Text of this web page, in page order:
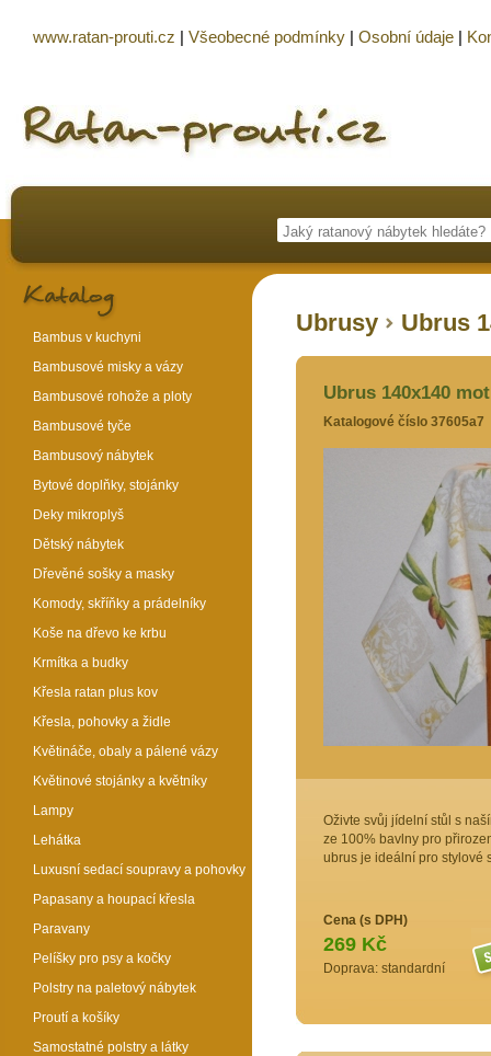
Ubrusy Ubrus
Ubrus 140x140
Katalogové číslo 37605a7
Oživte svůj jídelní stůl s
ze 100% bavlny pro
ubrus je ideální pro stylové
Cena (s DPH)
269 Kč
Doprava: standardní
Bambus v kuchyni
Bambusové misky a vázy
Bambusové rohože a ploty
Bambusové tyče
Bambusový nábytek
Bytové doplňky, stojánky
Deky mikroplyš
Dětský nábytek
Dřevěné sošky a masky
Komody, skříňky a prádelníky
Koše na dřevo ke krbu
Krmítka a budky
Křesla ratan plus kov
Křesla, pohovky a židle
Květináče, obaly a pálené vázy
Květinové stojánky a květníky
Lampy
Lehátka
Luxusní sedací soupravy a pohovky
Papasany a houpací křesla
Paravany
Pelíšky pro psy a kočky
Polstry na paletový nábytek
Proutí a košíky
Samostatné polstry a látky
www.ratan-prouti.cz | Všeobecné podmínky | Osobní údaje |